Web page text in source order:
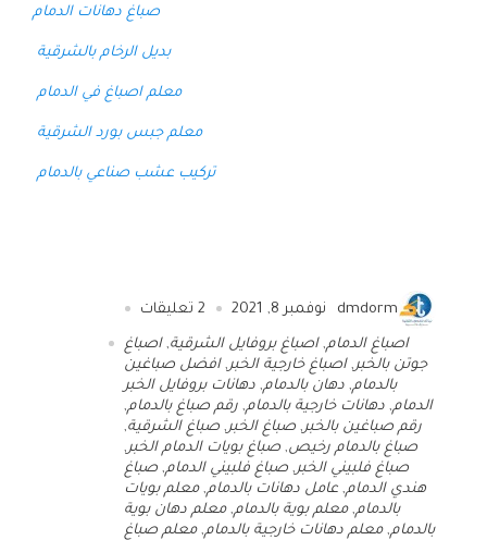
صباغ دهانات الدمام
بديل الرخام بالشرقية
معلم اصباغ في الدمام
معلم جبس بورد الشرقية
تركيب عشب صناعي بالدمام
dmdorm نوفمبر 8, 2021 2 تعليقات
اصباغ الدمام,اصباغ بروفايل الشرقية,اصباغ
جوتن بالخبر ,اصباغ خارجية الخبر ,افضل صباغين
بالدمام, دهان بالدمام, دهانات بروفايل الخبر
الدمام, دهانات خارجية بالدمام, رقم صباغ بالدمام,
رقم صباغين بالخبر , صباغ الخبر , صباغ الشرقية,
صباغ بالدمام رخيص, صباغ بويات الدمام الخبر ,
صباغ فلبيني الخبر , صباغ فلبيني الدمام, صباغ
هندي الدمام, عامل دهانات بالدمام,معلم بويات
بالدمام,معلم بوية بالدمام,معلم دهان بوية
بالدمام,معلم دهانات خارجية بالدمام,معلم صباغ